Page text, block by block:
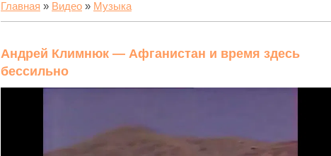
Главная » Видео » Музыка
Андрей Климнюк — Афганистан и время здесь
бессильно